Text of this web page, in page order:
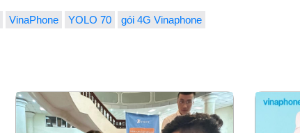
VinaPhone YOLO 70 gói 4G Vinaphone